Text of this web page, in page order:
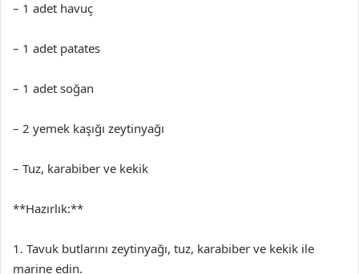
– 1 adet havuç
– 1 adet patates
– 1 adet soğan
– 2 yemek kaşığı zeytinyağı
– Tuz, karabiber ve kekik
**Hazırlık:**
1. Tavuk butlarını zeytinyağı, tuz, karabiber ve kekik ile
marine edin.